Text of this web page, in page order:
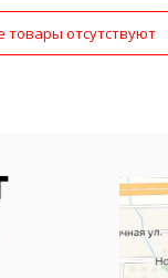
товары отсутствуют